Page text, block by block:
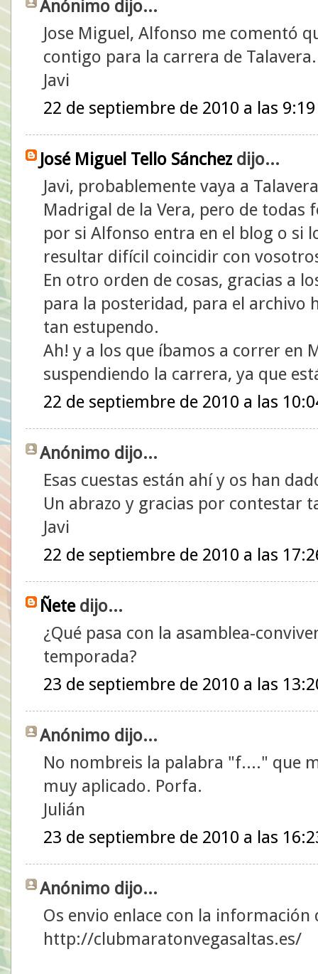
Anónimo dijo...
Jose Miguel, Alfonso me comentó
contigo para la carrera de Talavera.
Javi
22 de septiembre de 2010 a las 9:19
José Miguel Tello Sánchez dijo...
Javi, probablemente vaya a
Madrigal de la Vera, pero de todas
por si Alfonso entra en el blog o si
resultar difícil coincidir con
En otro orden de cosas, gracias a
para la posteridad, para el archivo
tan estupendo.
Ah! y a los que íbamos a correr en
suspendiendo la carrera, ya que
22 de septiembre de 2010 a las
Anónimo dijo...
Esas cuestas están ahí y os han
Un abrazo y gracias por contestar
Javi
22 de septiembre de 2010 a las
Ñetedijo...
¿Qué pasa con la asamblea-
temporada?
23 de septiembre de 2010 a las
Anónimo dijo...
No nombreis la palabra "f...." que
muy aplicado. Porfa.
Julián
23 de septiembre de 2010 a las
Anónimo dijo...
Os envio enlace con la
http://clubmaratonvegasaltas.es/